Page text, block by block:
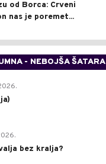
od Borca: Crveni
nas je poremet...
- NEBOJŠA ŠATARA
bez kralja?